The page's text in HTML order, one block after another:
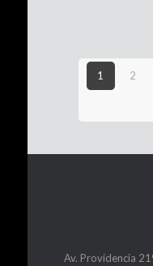
1 2
Av. Providencia